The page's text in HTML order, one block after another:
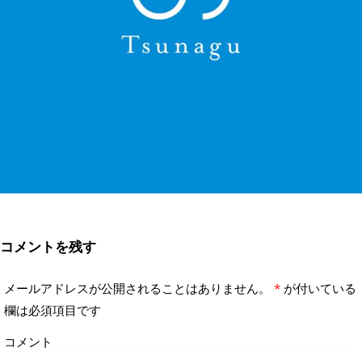
コメントを残す
メールアドレスが公開されることはありません。 * が付いている
欄は必須項目です
コメント